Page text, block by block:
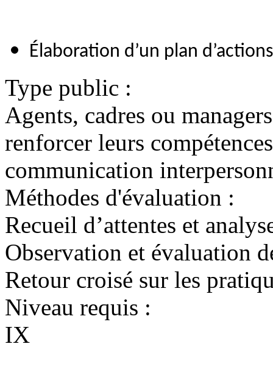
Élaboration d’un plan
Type public :
Agents, cadres ou
renforcer leurs
communication
Méthodes d'évaluation :
Recueil d’attentes et
Observation et évaluation
Retour croisé sur les
Niveau requis :
IX